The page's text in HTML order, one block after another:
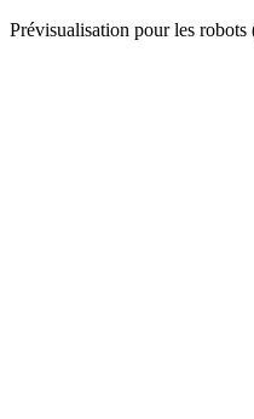
Prévisualisation pour les